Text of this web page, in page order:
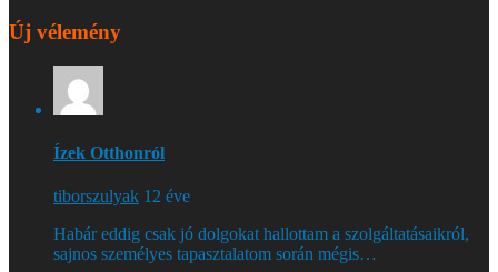
Új vélemény
Ízek Otthonról
tiborszulyak 12 éve
Habár eddig csak jó dolgokat hallottam a szolgáltatásaikról,
sajnos személyes tapasztalatom során mégis…